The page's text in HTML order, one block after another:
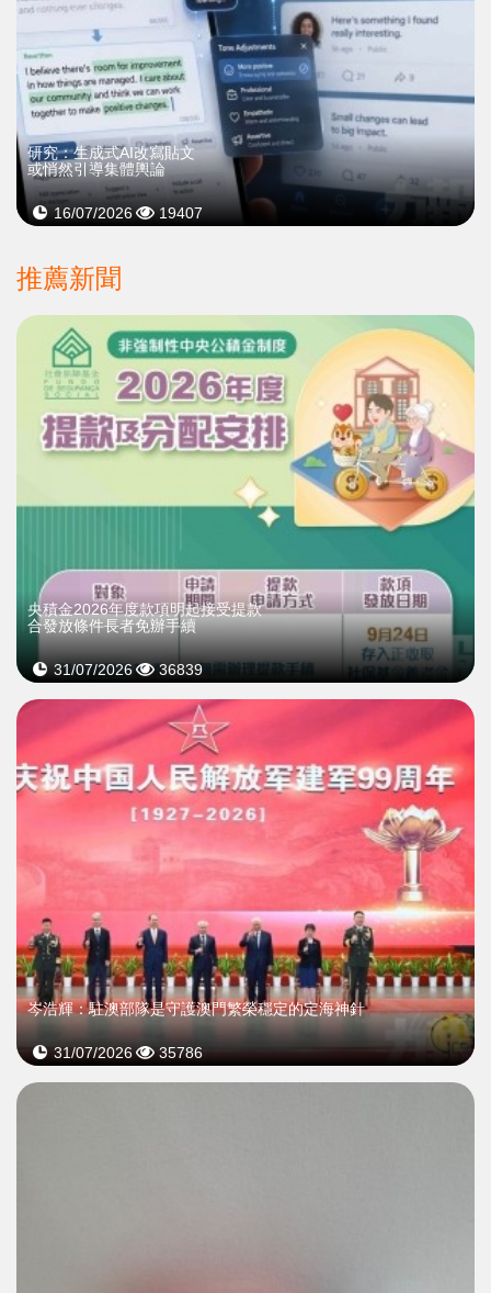
研究：生成式AI改寫貼文
或悄然引導集體輿論
16/07/2026 19407
推薦新聞
央積金2026年度款項明起接受提款
合發放條件長者免辦手續
31/07/2026 36839
岑浩輝：駐澳部隊是守護澳門繁榮穩定的定海神針
31/07/2026 35786